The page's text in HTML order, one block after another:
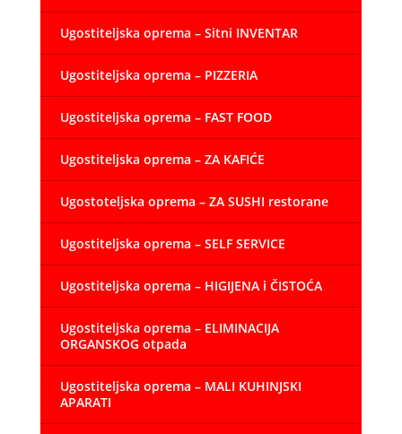
Ugostiteljska oprema – Sitni INVENTAR
Ugostiteljska oprema – PIZZERIA
Ugostiteljska oprema – FAST FOOD
Ugostiteljska oprema – ZA KAFIĆE
Ugostoteljska oprema – ZA SUSHI restorane
Ugostiteljska oprema – SELF SERVICE
Ugostiteljska oprema – HIGIJENA i ČISTOĆA
Ugostiteljska oprema – ELIMINACIJA
ORGANSKOG otpada
Ugostiteljska oprema – MALI KUHINJSKI
APARATI